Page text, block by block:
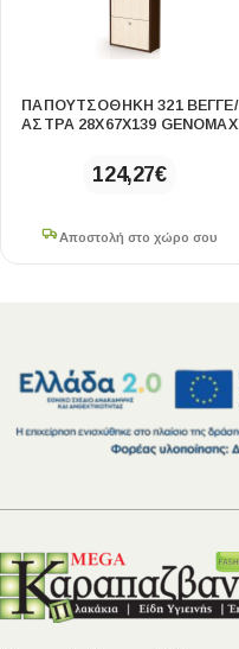
ΠΑΠΟΥΤΣΟΘΉΚΗ 321 ΒΈΓΓΕ/
ΆΣΤΡΑ 28X67X139 GENOMAX
124,27€
Αποστολή στο χώρο σου